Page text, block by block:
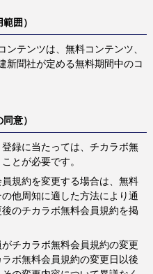
囲）
テンツは、無料コンテンツ、
新聞社が定める無料期間中のコ
意）
録に当たっては、チカラボ無
とが必要です。
規約を変更する場合は、無料
他周知に適した方法により通
のチカラボ無料会員規約を掲
チカラボ無料会員規約の変更
ボ無料会員規約の変更日以後